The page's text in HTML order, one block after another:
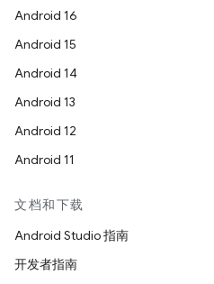
Android 16
Android 15
Android 14
Android 13
Android 12
Android 11
文档和下载
Android Studio 指南
开发者指南